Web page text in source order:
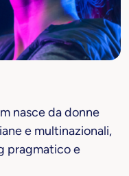
nasce da donne
e multinazionali,
pragmatico e